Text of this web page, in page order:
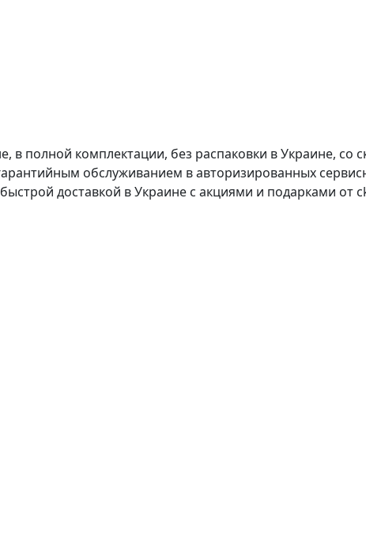
полной комплектации, без распаковки в Украине, со
обслуживанием в авторизированных
доставкой в Украине с акциями и подарками от